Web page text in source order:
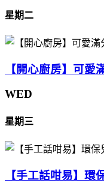
星期二
【開心廚房】可愛
WED
星期三
【手工話咁易】環